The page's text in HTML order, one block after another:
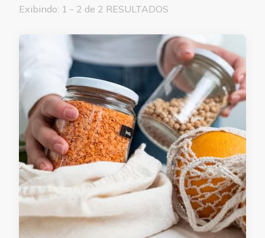
Exibindo: 1 - 2 de 2 RESULTADOS